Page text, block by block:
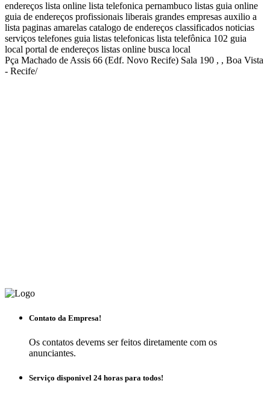
endereços lista online lista telefonica pernambuco listas guia online
guia de endereços profissionais liberais grandes empresas auxilio a
lista paginas amarelas catalogo de endereços classificados noticias
serviços telefones guia listas telefonicas lista telefônica 102 guia
local portal de endereços listas online busca local
Pça Machado de Assis 66 (Edf. Novo Recife) Sala 190 , , Boa Vista
- Recife/
Contato da Empresa!
Os contatos devems ser feitos diretamente com os
anunciantes.
Serviço disponivel 24 horas para todos!